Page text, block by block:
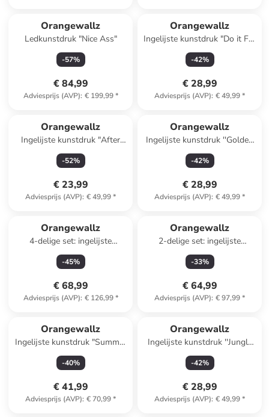
Orangewallz
Ledkunstdruk "Nice Ass"
-57%
€ 84,99
Adviesprijs (AVP): € 199,99*
Orangewallz
Ingelijste kunstdruk "Do it For
the Plot" - (B)40 x (H)50 cm
-42%
€ 28,99
Adviesprijs (AVP): € 49,99*
Orangewallz
Ingelijste kunstdruk "After
Swimming"
-52%
€ 23,99
Adviesprijs (AVP): € 49,99*
Orangewallz
Ingelijste kunstdruk ''Golden
Hand''
-42%
€ 28,99
Adviesprijs (AVP): € 49,99*
Orangewallz
4-delige set: ingelijste
kunstdrukken "Pink Romance
Set"
-45%
€ 68,99
Adviesprijs (AVP): € 126,99*
Orangewallz
2-delige set: ingelijste
kunstdrukken
-33%
€ 64,99
Adviesprijs (AVP): € 97,99*
Orangewallz
Ingelijste kunstdruk "Summer
Feeling"
-40%
€ 41,99
Adviesprijs (AVP): € 70,99*
Orangewallz
Ingelijste kunstdruk ''Jungle
Dreams''
-42%
€ 28,99
Adviesprijs (AVP): € 49,99*